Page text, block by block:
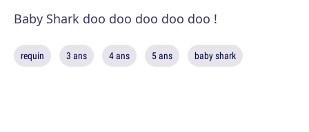
Baby Shark doo doo doo doo doo !
requin 3 ans 4 ans 5 ans baby shark